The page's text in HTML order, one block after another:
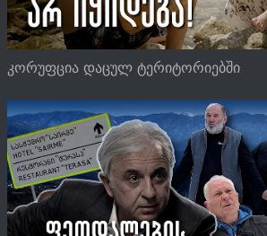
კორუფცია დაცულ ტერიტორიებში